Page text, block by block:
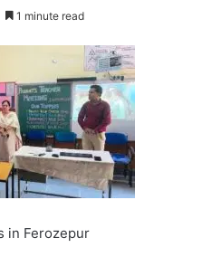
1 minute read
in Ferozepur